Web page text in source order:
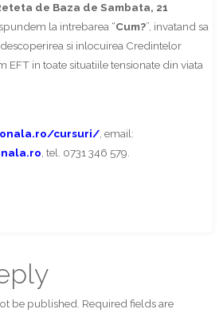
de Baza de Sambata, 21
la intrebarea “Cum?”, invatand sa
si inlocuirea Credintelor
EFT in toate situatiile tensionate din viata
cursuri/, email:
, tel. 0731 346 579.
be published. Required fields are